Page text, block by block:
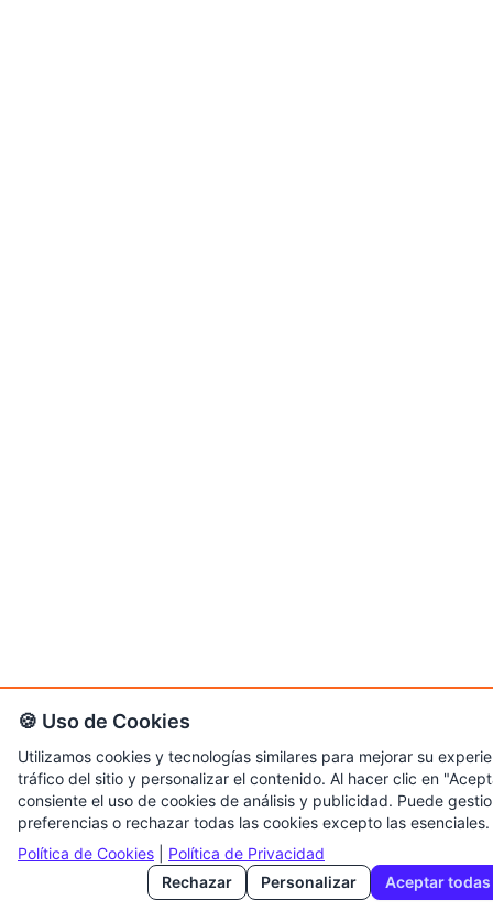
🍪 Uso de Cookies
Utilizamos cookies y tecnologías similares para mejorar su
tráfico del sitio y personalizar el contenido. Al hacer clic en
consiente el uso de cookies de análisis y publicidad. Puede
preferencias o rechazar todas las cookies excepto las esenciales.
Política de Cookies
Política de Privacidad
Rechazar
Personalizar Aceptar todas